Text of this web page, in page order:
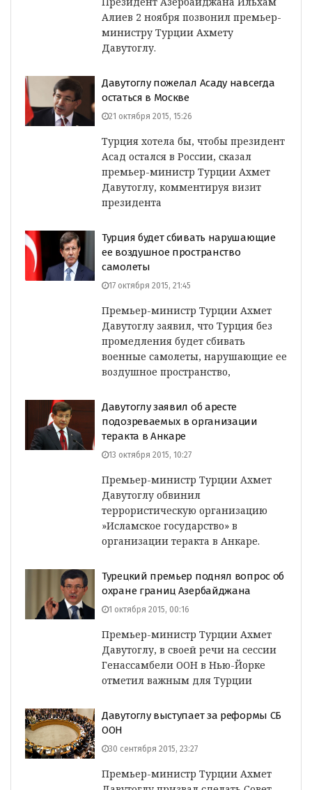
Алиев 2 ноября позвонил премьер-
министру Турции Ахмету
Давутоглу.
Давутоглу пожелал Асаду навсегда
остаться в Москве
21 октября 2015, 15:26
Турция хотела бы, чтобы президент
Асад остался в России, сказал
премьер-министр Турции Ахмет
Давутоглу, комментируя визит
президента
Турция будет сбивать нарушающие
ее воздушное пространство
самолеты
17 октября 2015, 21:45
Премьер-министр Турции Ахмет
Давутоглу заявил, что Турция без
промедления будет сбивать
военные самолеты, нарушающие ее
воздушное пространство,
Давутоглу заявил об аресте
подозреваемых в организации
теракта в Анкаре
13 октября 2015, 10:27
Премьер-министр Турции Ахмет
Давутоглу обвинил
террористическую организацию
»Исламское государство» в
организации теракта в Анкаре.
Турецкий премьер поднял вопрос об
охране границ Азербайджана
1 октября 2015, 00:16
Премьер-министр Турции Ахмет
Давутоглу, в своей речи на сессии
Генассамбели ООН в Нью-Йорке
отметил важным для Турции
Давутоглу выступает за реформы СБ
ООН
30 сентября 2015, 23:27
Премьер-министр Турции Ахмет